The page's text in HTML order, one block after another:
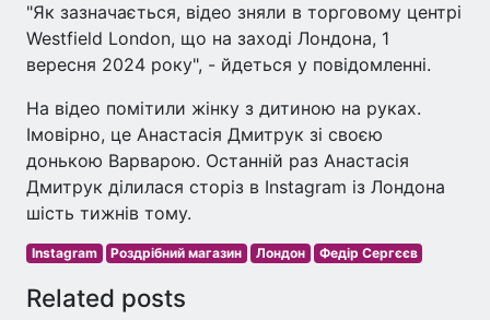
"Як зазначається, відео зняли в торговому центрі
Westfield London, що на заході Лондона, 1
вересня 2024 року", - йдеться у повідомленні.
На відео помітили жінку з дитиною на руках.
Імовірно, це Анастасія Дмитрук зі своєю
донькою Варварою. Останній раз Анастасія
Дмитрук ділилася сторіз в Instagram із Лондона
шість тижнів тому.
Instagram Роздрібний магазин Лондон Федір Сергєєв
Related posts